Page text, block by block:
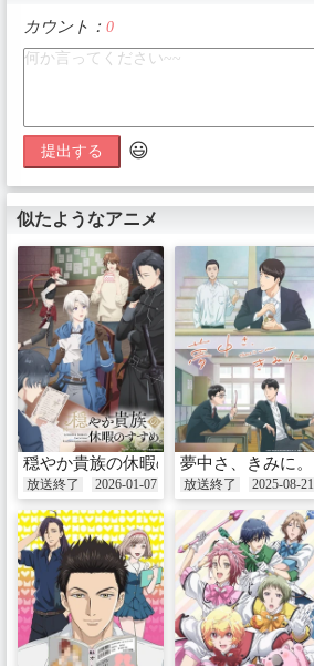
余分なエピソード
カウント： 0
提出する 😃
似たようなアニメ
穏やか貴族の休暇のすすめ。
放送終了 2026-01-07
夢中さ、きみに。
放送終了 2025-08-21